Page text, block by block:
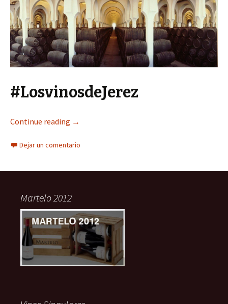
#LosvinosdeJerez
Continue reading →
Dejar un comentario
Martelo 2012